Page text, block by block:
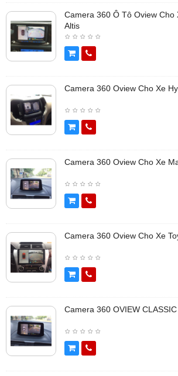
Camera 360 Ô Tô Oview Cho
Altis
Camera 360 Oview Cho Xe
Camera 360 Oview Cho Xe
Camera 360 Oview Cho Xe
Camera 360 OVIEW